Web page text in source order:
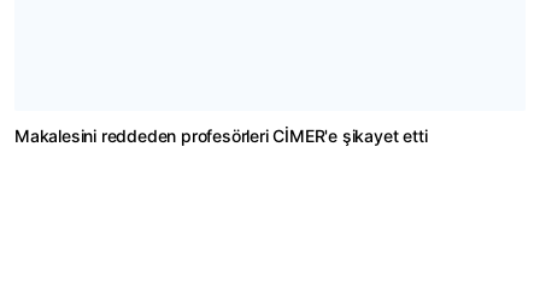
Makalesini reddeden profesörleri CİMER'e şikayet etti